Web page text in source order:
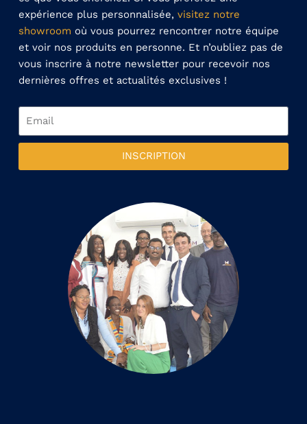
expérience plus personnalisée, visitez notre
showroom où vous pourrez rencontrer notre équipe
et voir nos produits en personne. Et n’oubliez pas de
vous inscrire à notre newsletter pour recevoir nos
dernières offres et actualités exclusives !
INSCRIPTION